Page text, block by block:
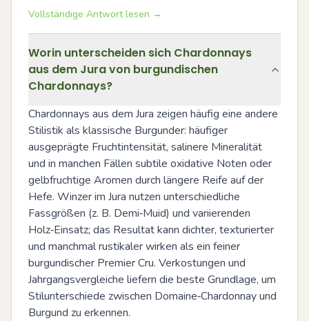
Vollständige Antwort lesen →
Worin unterscheiden sich Chardonnays
aus dem Jura von burgundischen
Chardonnays?
Chardonnays aus dem Jura zeigen häufig eine andere
Stilistik als klassische Burgunder: häufiger
ausgeprägte Fruchtintensität, salinere Mineralität
und in manchen Fällen subtile oxidative Noten oder
gelbfruchtige Aromen durch längere Reife auf der
Hefe. Winzer im Jura nutzen unterschiedliche
Fassgrößen (z. B. Demi‑Muid) und variierenden
Holz‑Einsatz; das Resultat kann dichter, texturierter
und manchmal rustikaler wirken als ein feiner
burgundischer Premier Cru. Verkostungen und
Jahrgangsvergleiche liefern die beste Grundlage, um
Stilunterschiede zwischen Domaine‑Chardonnay und
Burgund zu erkennen.